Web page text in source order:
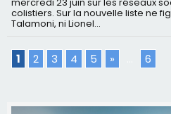
colistiers. Sur la nouvelle liste ne
Talamoni, ni Lionel...
1 2 3 4 5 » 6